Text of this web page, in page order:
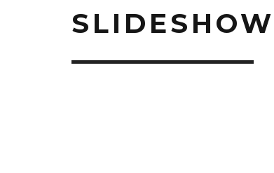
SLIDESHOW